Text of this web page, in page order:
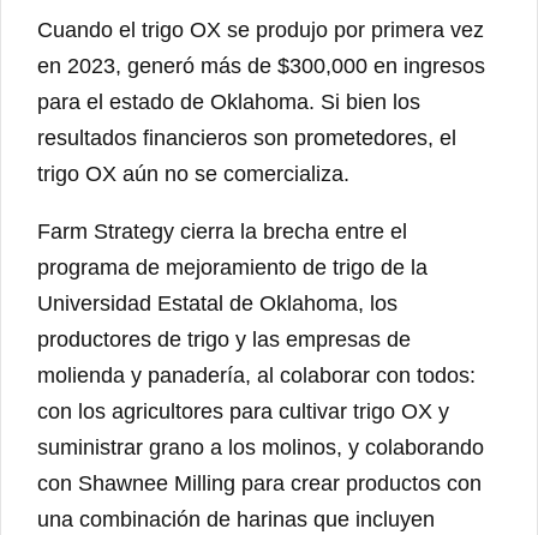
Cuando el trigo OX se produjo por primera vez
en 2023, generó más de $300,000 en ingresos
para el estado de Oklahoma. Si bien los
resultados financieros son prometedores, el
trigo OX aún no se comercializa.
Farm Strategy cierra la brecha entre el
programa de mejoramiento de trigo de la
Universidad Estatal de Oklahoma, los
productores de trigo y las empresas de
molienda y panadería, al colaborar con todos:
con los agricultores para cultivar trigo OX y
suministrar grano a los molinos, y colaborando
con Shawnee Milling para crear productos con
una combinación de harinas que incluyen